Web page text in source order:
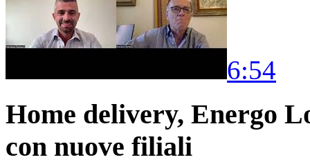
6:54
Home delivery, Energo
con nuove filiali